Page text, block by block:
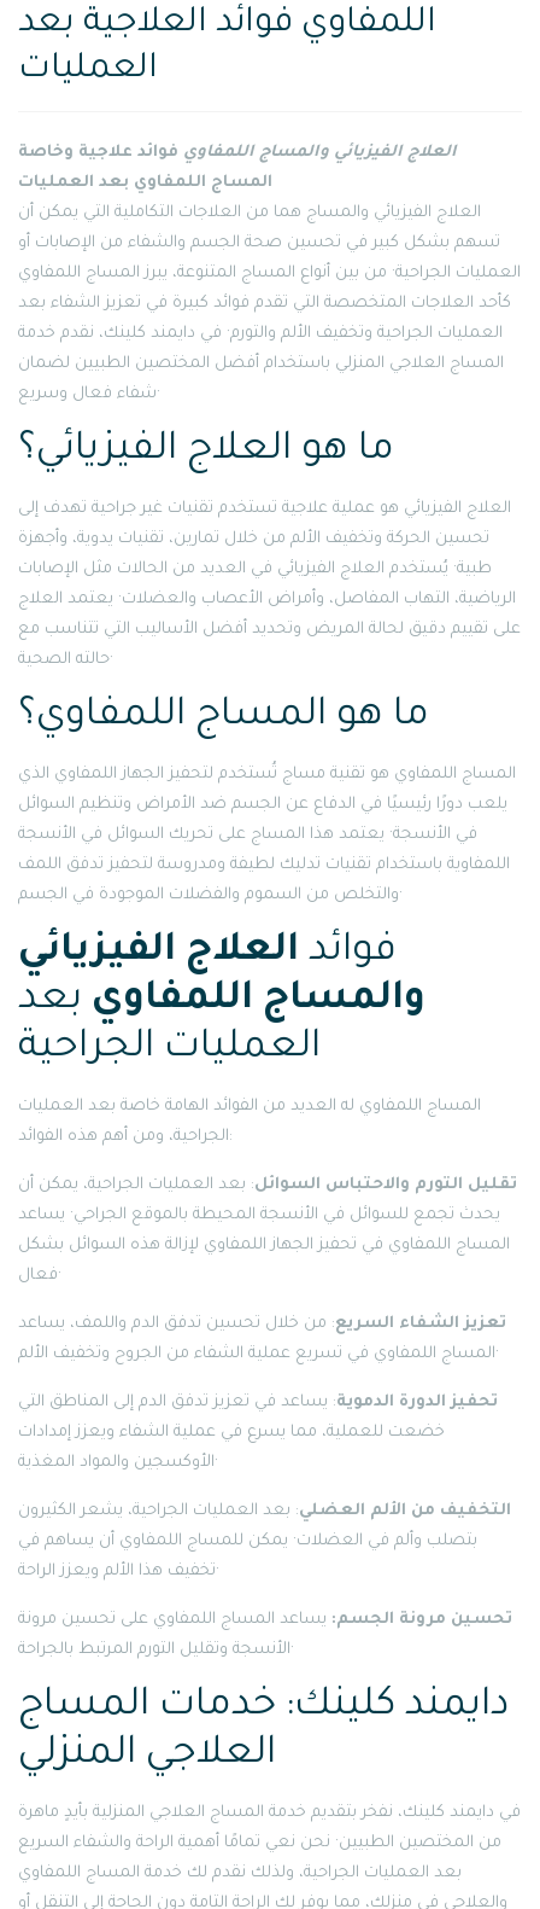
اللمفاوي فوائد العلاجية بعد
العمليات
العلاج الفيزيائي والمساج اللمفاوي فوائد علاجية وخاصة
المساج اللمفاوي بعد العمليات
العلاج الفيزيائي والمساج هما من العلاجات التكاملية التي يمكن أن
تسهم بشكل كبير في تحسين صحة الجسم والشفاء من الإصابات أو
العمليات الجراحية· من بين أنواع المساج المتنوعة، يبرز المساج اللمفاوي
كأحد العلاجات المتخصصة التي تقدم فوائد كبيرة في تعزيز الشفاء بعد
العمليات الجراحية وتخفيف الألم والتورم· في دايمند كلينك، نقدم خدمة
المساج العلاجي المنزلي باستخدام أفضل المختصين الطبيين لضمان
شفاء فعال وسريع·
ما هو العلاج الفيزيائي؟
العلاج الفيزيائي هو عملية علاجية تستخدم تقنيات غير جراحية تهدف إلى
تحسين الحركة وتخفيف الألم من خلال تمارين، تقنيات يدوية، وأجهزة
طبية· يُستخدم العلاج الفيزيائي في العديد من الحالات مثل الإصابات
الرياضية، التهاب المفاصل، وأمراض الأعصاب والعضلات· يعتمد العلاج
على تقييم دقيق لحالة المريض وتحديد أفضل الأساليب التي تتناسب مع
حالته الصحية·
ما هو المساج اللمفاوي؟
المساج اللمفاوي هو تقنية مساج تُستخدم لتحفيز الجهاز اللمفاوي الذي
يلعب دورًا رئيسيًا في الدفاع عن الجسم ضد الأمراض وتنظيم السوائل
في الأنسجة· يعتمد هذا المساج على تحريك السوائل في الأنسجة
اللمفاوية باستخدام تقنيات تدليك لطيفة ومدروسة لتحفيز تدفق اللمف
والتخلص من السموم والفضلات الموجودة في الجسم·
فوائد العلاج الفيزيائي
والمساج اللمفاوي بعد
العمليات الجراحية
المساج اللمفاوي له العديد من الفوائد الهامة خاصة بعد العمليات
الجراحية، ومن أهم هذه الفوائد:
تقليل التورم والاحتباس السوائل: بعد العمليات الجراحية، يمكن أن
يحدث تجمع للسوائل في الأنسجة المحيطة بالموقع الجراحي· يساعد
المساج اللمفاوي في تحفيز الجهاز اللمفاوي لإزالة هذه السوائل بشكل
فعال·
تعزيز الشفاء السريع: من خلال تحسين تدفق الدم واللمف، يساعد
المساج اللمفاوي في تسريع عملية الشفاء من الجروح وتخفيف الألم·
تحفيز الدورة الدموية: يساعد في تعزيز تدفق الدم إلى المناطق التي
خضعت للعملية، مما يسرع في عملية الشفاء ويعزز إمدادات
الأوكسجين والمواد المغذية·
التخفيف من الألم العضلي: بعد العمليات الجراحية، يشعر الكثيرون
بتصلب وألم في العضلات· يمكن للمساج اللمفاوي أن يساهم في
تخفيف هذا الألم ويعزز الراحة·
تحسين مرونة الجسم: يساعد المساج اللمفاوي على تحسين مرونة
الأنسجة وتقليل التورم المرتبط بالجراحة·
دايمند كلينك: خدمات المساج
العلاجي المنزلي
في دايمند كلينك، نفخر بتقديم خدمة المساج العلاجي المنزلية بأيدٍ ماهرة
من المختصين الطبيين· نحن نعي تمامًا أهمية الراحة والشفاء السريع
بعد العمليات الجراحية، ولذلك نقدم لك خدمة المساج اللمفاوي
والعلاجي في منزلك، مما يوفر لك الراحة التامة دون الحاجة إلى التنقل أو